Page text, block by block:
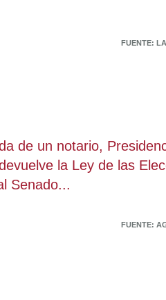
FUENTE:
de un notario,
la Ley de las
Senado...
FUENTE: